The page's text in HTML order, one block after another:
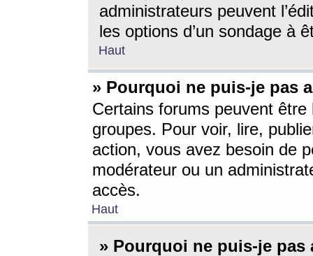
administrateurs peuvent
les options d’un sondage à
Haut
» Pourquoi ne puis-je pas
Certains forums peuvent être
groupes. Pour voir, lire,
action, vous avez besoin de
modérateur ou un
accès.
Haut
» Pourquoi ne puis-je